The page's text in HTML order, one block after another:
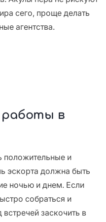
сего, проще делать
агентства.
в
положительные и
эскорта должна быть
ночью и днем. Если
собраться и
заскочить в